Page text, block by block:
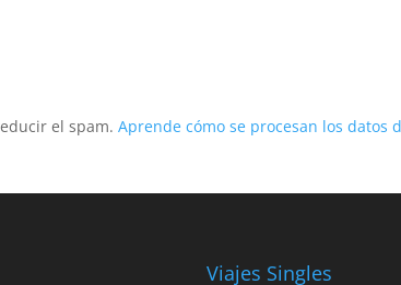
el spam.Aprende cómo se procesan los datos
Viajes Singles